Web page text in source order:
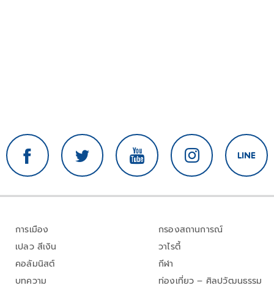
การเมือง
เปลว สีเงิน
คอลัมนิสต์
บทความ
กรองสถานการณ์
วาไรตี้
กีฬา
ท่องเที่ยว – ศิลปวัฒนธรรม